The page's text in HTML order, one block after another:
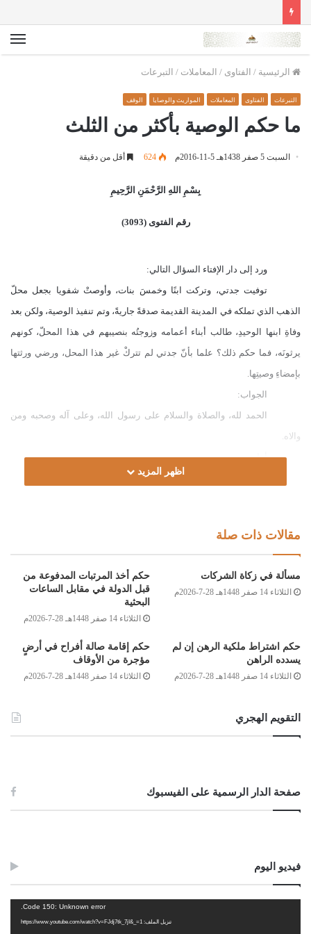
الرئيسية / الفتاوى / المعاملات / التبرعات
التبرعات الفتاوى المعاملات المواريث والوصايا الوقف
ما حكم الوصية بأكثر من الثلث
السبت 5 صفر 1438هـ 5-11-2016م 624 أقل من دقيقة
بِسْمِ اللهِ الرَّحْمَنِ الرَّحِيمِ
رقم الفتوى (3093)
ورد إلى دار الإفتاء السؤال التالي:
توفيت جدتي، وتركت ابنًا وخمسَ بنات، وأوصتْ شفويا بجعل محلّ
الذهب الذي تملكه في المدينة القديمة صدقةً جاريةً، وتم تنفيذ الوصية، ولكن بعد
وفاةِ ابنها الوحيدِ، طالب أبناء أعمامه وزوجتُه بنصيبهم في هذا المحلّ، كونهم
يرثونَه، فما حكم ذلك؟ علما بأنّ جدتي لم تتركْ غير هذا المحل، ورضي ورثتها
بإمضاءِ وصيتِها.
الجواب:
الحمد لله، والصلاة والسلام على رسول الله، وعلى آله وصحبه ومن
والاه.
أما بعد:
فإن الأصل في الوصية أنها لا تنفذُ إلا في ثلثِ التركة، إلا إذا أمضاها
يجوزُ بيع المحل، ولا قسمته بين الورثة، ويصرفُ ريعه للفقراء والمساكين؛ قال
ولا يورث، ولكن ينفق ثمره) [البخاري:2764]، ولا حق لزوجة ابن الموصية ولا لأبناء
عمومته في نصيبه من المحل؛ لأنه تنازل عنه، والله أعلم.
وصلى الله على سيدنا محمد وعلى آله وصحبه وسلم
أحمد محمد الكوحة
مفتي عام ليبيا
24/المحرم/1438هـ
اظهر المزيد
مقالات ذات صلة
مسألة في زكاة الشركات
الثلاثاء 14 صفر 1448هـ 28-7-2026م
حكم أخذ المرتبات المدفوعة من
قبل الدولة في مقابل الساعات
البحثية
الثلاثاء 14 صفر 1448هـ 28-7-2026م
حكم اشتراط ملكية الرهن إن لم
يسدده الراهن
الثلاثاء 14 صفر 1448هـ 28-7-2026م
حكم إقامة صالة أفراح في أرضٍ
مؤجرة من الأوقاف
الثلاثاء 14 صفر 1448هـ 28-7-2026م
التقويم الهجري
صفحة الدار الرسمية على الفيسبوك
فيديو اليوم
Code 150: Unknown error.
تنزيل الملف: https://www.youtube.com/watch?v=FJdj7tk_7jI&_=1